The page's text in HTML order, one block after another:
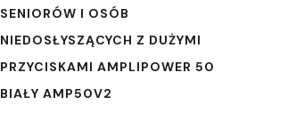
SENIORÓW I OSÓB
NIEDOSŁYSZĄCYCH Z DUŻYMI
PRZYCISKAMI AMPLIPOWER 50
BIAŁY AMP50V2